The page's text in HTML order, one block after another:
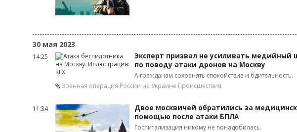
30 мая 2023
14:25
Эксперт призвал не усиливать медийный
по поводу атаки дронов на Москву
А гражданам сохранять спокойствие и бдительность.
Военная операция России на Украине Происшествия
11:34
Двое москвичей обратились за
помощью после атаки БПЛА
Госпитализация никому не понадобилась.